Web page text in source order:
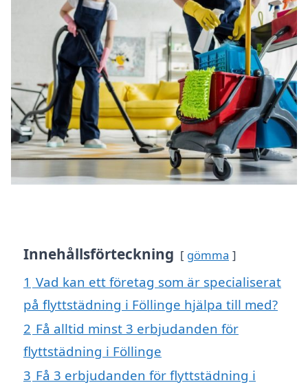
Innehållsförteckning gömma
1 Vad kan ett företag som är specialiserat
på flyttstädning i Föllinge hjälpa till med?
2 Få alltid minst 3 erbjudanden för
flyttstädning i Föllinge
3 Få 3 erbjudanden för flyttstädning i